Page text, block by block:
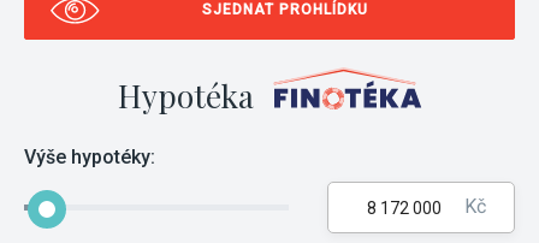
SJEDNAT PROHLÍDKU
Hypotéka
Výše hypotéky:
Kč